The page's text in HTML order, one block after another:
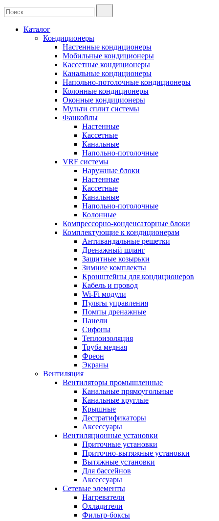
Каталог
Кондиционеры
Настенные кондиционеры
Мобильные кондиционеры
Кассетные кондиционеры
Канальные кондиционеры
Напольно-потолочные кондиционеры
Колонные кондиционеры
Оконные кондиционеры
Мульти сплит системы
Фанкойлы
Настенные
Кассетные
Канальные
Напольно-потолочные
VRF системы
Наружные блоки
Настенные
Кассетные
Канальные
Напольно-потолочные
Колонные
Компрессорно-конденсаторные блоки
Комплектующие к кондиционерам
Антивандальные решетки
Дренажный шланг
Защитные козырьки
Зимние комплекты
Кронштейны для кондиционеров
Кабель и провод
Wi-Fi модули
Пульты управления
Помпы дренажные
Панели
Сифоны
Теплоизоляция
Труба медная
Фреон
Экраны
Вентиляция
Вентиляторы промышленные
Канальные прямоугольные
Канальные круглые
Крышные
Дестратификаторы
Аксессуары
Вентиляционные установки
Приточные установки
Приточно-вытяжные установки
Вытяжные установки
Для бассейнов
Аксессуары
Сетевые элементы
Нагреватели
Охладители
Фильтр-боксы